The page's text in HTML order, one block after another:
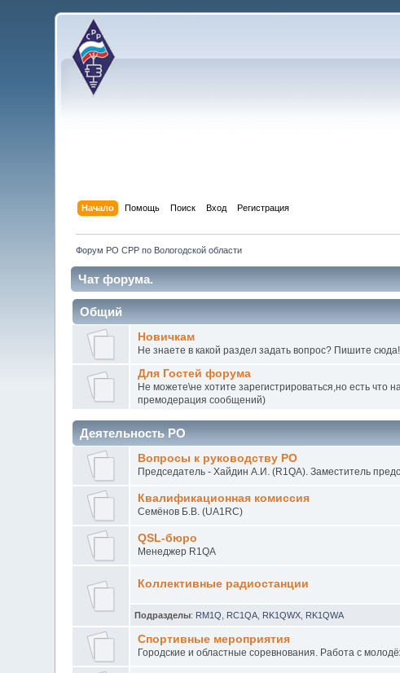
Начало Помощь Поиск Вход Регистрация
Форум РО СРР по Вологодской области
Чат форума.
Общий
Новичкам
Не знаете в какой раздел задать вопрос? Пишите сюда!
Для Гостей форума
Не можете\не хотите зарегистрироваться,но есть что
премодерация сообщений)
Деятельность РО
Вопросы к руководству РО
Председатель - Хайдин А.И. (R1QA). Заместитель
Квалификационная комиссия
Семёнов Б.В. (UA1RC)
QSL-бюро
Менеджер R1QA
Коллективные радиостанции
Подразделы: RM1Q RC1QA RK1QWX RK1QWA
Спортивные мероприятия
Городские и областные соревнования. Работа с